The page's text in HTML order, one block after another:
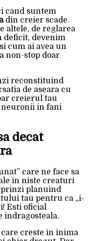
cand suntem
din creier scade.
altele, de reglarea
deficit, devenim
cum ai avea un
non-stop doar
reconstituind
de aseara cu
creierul tau
in fani
decat
care ne face sa
in niste creaturi
planuind
tau pentru ca „i-
Esti oficial
indragosteala.
care creste in inima